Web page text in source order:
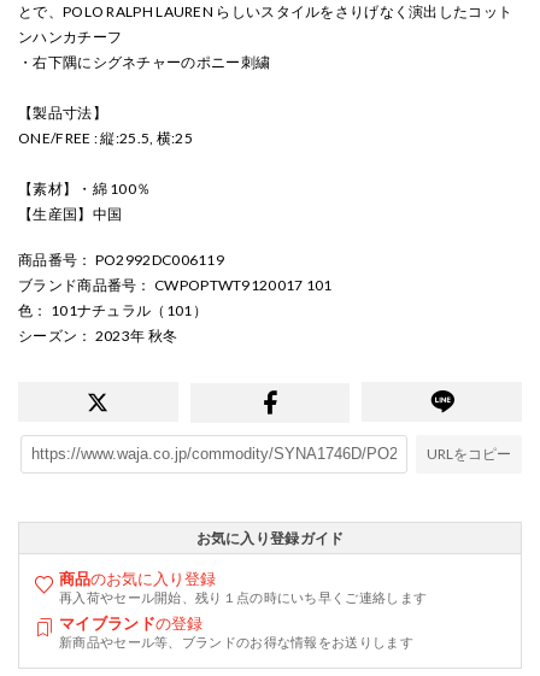
とで、POLO RALPH LAUREN らしいスタイルをさりげなく演出したコット
ンハンカチーフ
・右下隅にシグネチャーのポニー刺繍
【製品寸法】
ONE/FREE : 縦:25.5, 横:25
【素材】・綿 100％
【生産国】中国
商品番号 ： PO2992DC006119
ブランド商品番号 ： CWPOPTWT9120017 101
色 ： 101ナチュラル（101）
シーズン ： 2023年 秋冬
URLをコピー
お気に入り登録ガイド
商品のお気に入り登録
再入荷やセール開始、残り１点の時にいち早くご連絡します
マイブランドの登録
新商品やセール等、ブランドのお得な情報をお送りします